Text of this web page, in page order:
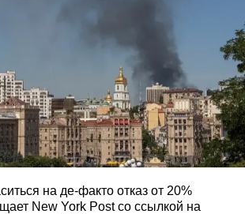
на де-факто отказ от 20%
New York Post со ссылкой на